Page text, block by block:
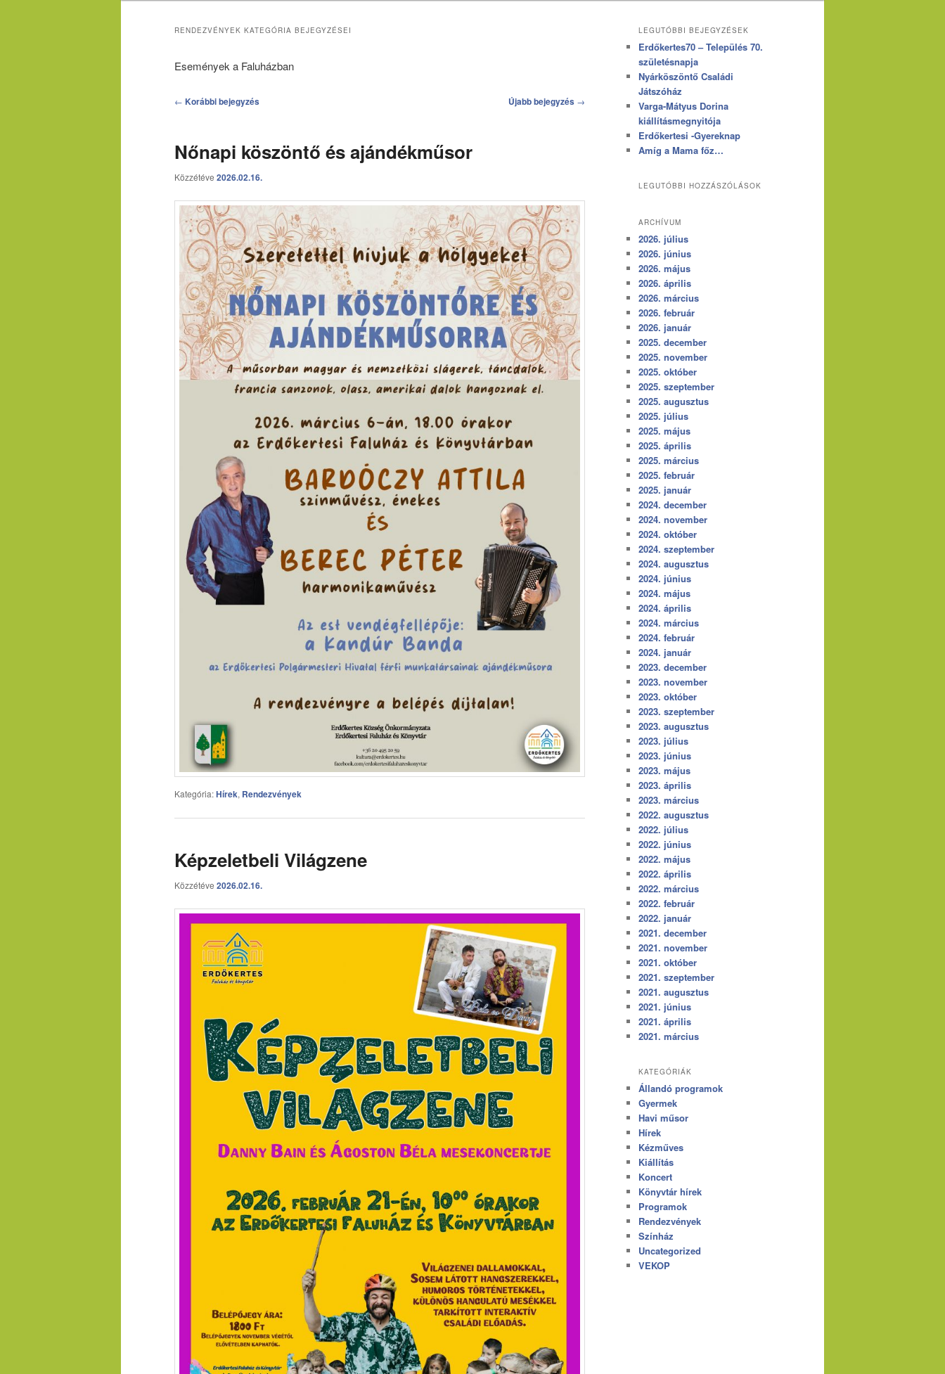
RENDEZVÉNYEK KATEGÓRIA BEJEGYZÉSEI
Események a Faluházban
Bejegyzés
← Korábbi bejegyzés Újabb bejegyzés →
Nőnapi köszöntő és ajándékműsor
Közzétéve 2026.02.16.
Kategória:Hírek, Rendezvények
Képzeletbeli Világzene
Közzétéve 2026.02.16.
LEGUTÓBBI BEJEGYZÉSEK
Erdőkertes70 – Település 70.
születésnapja
Nyárköszöntő Családi
Játszóház
Varga-Mátyus Dorina
kiállításmegnyitója
Erdőkertesi -Gyereknap
Amíg a Mama főz…
LEGUTÓBBI HOZZÁSZÓLÁSOK
ARCHÍVUM
2026. július
2026. június
2026. május
2026. április
2026. március
2026. február
2026. január
2025. december
2025. november
2025. október
2025. szeptember
2025. augusztus
2025. július
2025. május
2025. április
2025. március
2025. február
2025. január
2024. december
2024. november
2024. október
2024. szeptember
2024. augusztus
2024. június
2024. május
2024. április
2024. március
2024. február
2024. január
2023. december
2023. november
2023. október
2023. szeptember
2023. augusztus
2023. július
2023. június
2023. május
2023. április
2023. március
2022. augusztus
2022. július
2022. június
2022. május
2022. április
2022. március
2022. február
2022. január
2021. december
2021. november
2021. október
2021. szeptember
2021. augusztus
2021. június
2021. április
2021. március
KATEGÓRIÁK
Állandó programok
Gyermek
Havi műsor
Hírek
Kézműves
Kiállítás
Koncert
Könyvtár hírek
Programok
Rendezvények
Színház
Uncategorized
VEKOP